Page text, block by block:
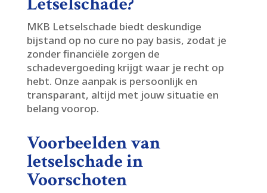
MKB Letselschade biedt deskundige
bijstand op no cure no pay basis, zodat je
zonder financiële zorgen de
schadevergoeding krijgt waar je recht op
hebt.​ Onze aanpak is persoonlijk en
transparant, altijd met jouw situatie en
belang voorop.​
Voorbeelden van
letselschade in
Voorschoten